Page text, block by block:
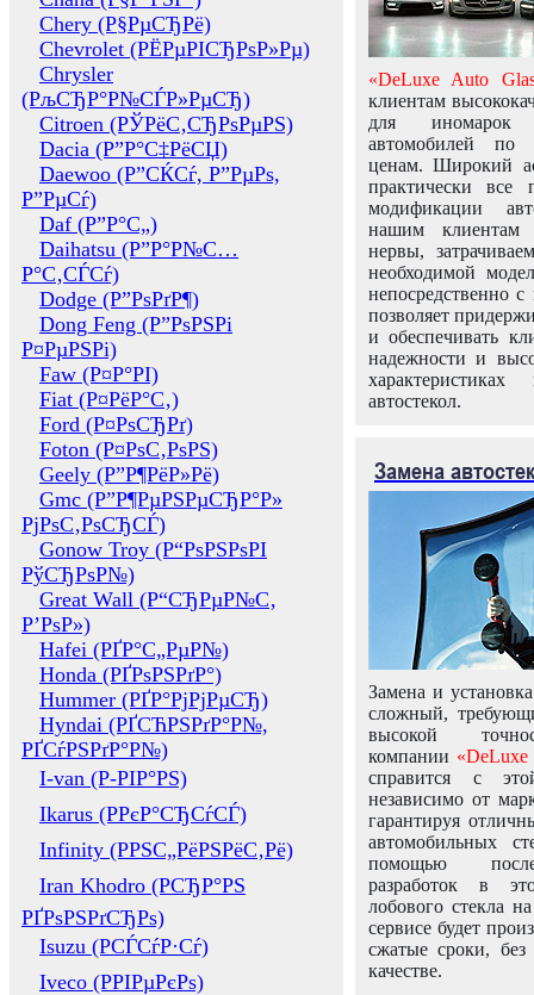
Chery (Р§РµСЂРё)
Chevrolet (РЁРµРІСЂРѕР»Рµ)
Chrysler
(РљСЂР°Р№СЃР»РµСЂ)
Citroen (РЎРёС‚СЂРѕРµРЅ)
Dacia (Р”Р°С‡РёСЏ)
Daewoo (Р”СЌСѓ, Р”РµРѕ,
Р”РµСѓ)
Daf (Р”Р°С„)
Daihatsu (Р”Р°Р№С…
Р°С‚СЃСѓ)
Dodge (Р”РѕРґР¶)
Dong Feng (Р”РѕРЅРі
Р¤РµРЅРі)
Faw (Р¤Р°РІ)
Fiat (Р¤РёР°С‚)
Ford (Р¤РѕСЂРґ)
Foton (Р¤РѕС‚РѕРЅ)
Geely (Р”Р¶РёР»Рё)
Gmc (Р”Р¶РµРЅРµСЂР°Р»
РјРѕС‚РѕСЂСЃ)
Gonow Troy (Р“РѕРЅРѕРІ
РўСЂРѕР№)
Great Wall (Р“СЂРµР№С‚
Р’РѕР»)
Hafei (РҐР°С„РµР№)
Honda (РҐРѕРЅРґР°)
Hummer (РҐР°РјРјРµСЂ)
Hyndai (РҐСЋРЅРґР°Р№,
РҐСѓРЅРґР°Р№)
I-van (Р-РІР°РЅ)
Ikarus (РРєР°СЂСѓСЃ)
Infinity (РРЅС„РёРЅРёС‚Рё)
Iran Khodro (РСЂР°РЅ
РҐРѕРЅРґСЂРѕ)
Isuzu (РСЃСѓР·Сѓ)
Iveco (РРІРµРєРѕ)
«DeLuxe Auto
клиентам
для иномарок
автомобилей
ценам. Широкий
практически все
модификации
нашим клиентам
нервы,
необходимой
непосредственно
позволяет
и обеспечивать
надежности и
автостекол.
Замена
Замена и
сложный,
высокой
компании «DeLuxe
справится с
независимо от
гарантируя
автомобильных
помощью
разработок в
лобового стекла
сервисе будет
сжатые сроки,
качестве.